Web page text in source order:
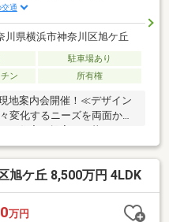
通
川県横浜市神奈川区旭ケ丘
駐車場あり
ン 所有権
地案内会開催！≪デザイン
化するニーズを両面から
にも、ゆったりとした夫
い陽射しと、みなとみら
ン・換気扉・シャッター完
環境■4駅4路線利用可能。
旭ケ丘 8,500万円 4LDK
万円